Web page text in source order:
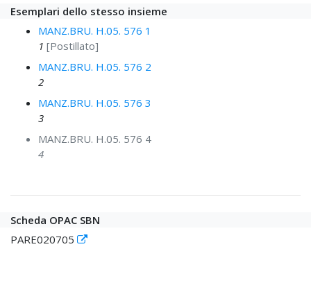
Esemplari dello stesso insieme
MANZ.BRU. H.05. 576 1
1 [Postillato]
MANZ.BRU. H.05. 576 2
2
MANZ.BRU. H.05. 576 3
3
MANZ.BRU. H.05. 576 4
4
Scheda OPAC SBN
PARE020705